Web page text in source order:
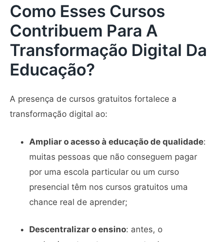
Como Esses Cursos
Contribuem Para A
Transformação Digital Da
Educação?
A presença de cursos gratuitos fortalece a
transformação digital ao:
Ampliar o acesso à educação de qualidade:
muitas pessoas que não conseguem pagar
por uma escola particular ou um curso
presencial têm nos cursos gratuitos uma
chance real de aprender;
Descentralizar o ensino: antes, o